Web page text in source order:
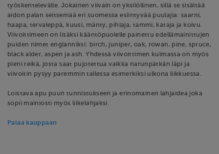
työskentelevälle. Jokainen viivain on yksilöllinen, sillä se sisältää
aidon palan seitsemää eri suomessa esiintyvää puulajia: saarni,
haapa, tervaleppä, kuusi, mänty, pihlaja, tammi, kataja ja koivu.
Viivoittimeen on lisäksi kääntöpuolelle painettu edellämainittujen
puiden nimet englanniksi: birch, juniper, oak, rowan, pine, spruce,
black alder, aspen ja ash. Yhdessä viivoittimen kulmassa on myös
pieni reikä, josta saat pujotettua vaikka narunpätkän läpi ja
viivoitin pysyy paremmin tallessa esimerkiksi ulkona liikkuessa.
Loistava apu puun tunnistukseen ja erinomainen lahjaidea joka
sopii mainiosti myös liikelahjaksi.
Palaa kauppaan